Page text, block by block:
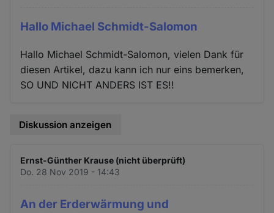
Hallo Michael Schmidt-Salomon
Hallo Michael Schmidt-Salomon, vielen Dank für
diesen Artikel, dazu kann ich nur eins bemerken,
SO UND NICHT ANDERS IST ES!!
Diskussion anzeigen
Ernst-Günther Krause (nicht überprüft)
Do. 28 Nov 2019 - 14:43
An der Erderwärmung und